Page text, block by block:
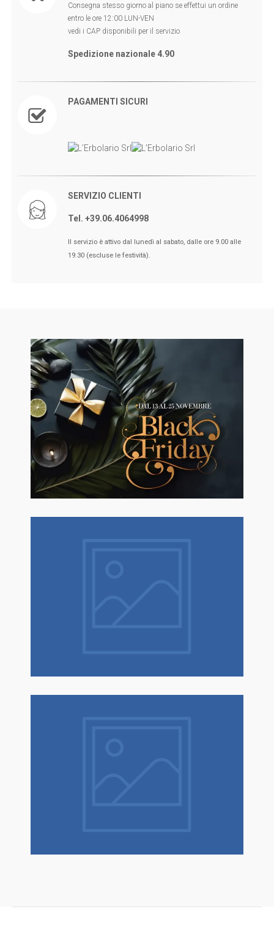
Consegna stesso giorno al piano se effettui un ordine
entro le ore 12:00 LUN-VEN
vedi i CAP disponibili per il servizio
Spedizione nazionale 4.90
PAGAMENTI SICURI
SERVIZIO CLIENTI
Tel. +39.06.4064998
Il servizio è attivo dal lunedì al sabato, dalle ore 9.00 alle
19.30 (escluse le festività).
🖤BLACK FRIDAY dal 13 a l 25
Novembre sconti fino al 50% Su
🖤BLACK FRIDAY dal 13 a l 25
Novembre sconti fino al 50% Su
Erboristeria ed Estetica.